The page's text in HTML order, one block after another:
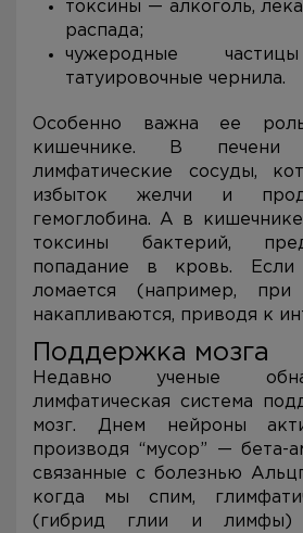
токсины — алкоголь,
распада;
чужеродные
татуировочные чернила.
Особенно важна ее
кишечнике. В печени
лимфатические сосуды,
избыток желчи и
гемоглобина. А в
токсины бактерий,
попадание в кровь. Если
ломается (например,
накапливаются, приводя к
Поддержка мозга
Недавно ученые
лимфатическая система
мозг. Днем нейроны
производя “мусор” — бета-
связанные с болезнью
когда мы спим,
(гибрид глии и лимфы)